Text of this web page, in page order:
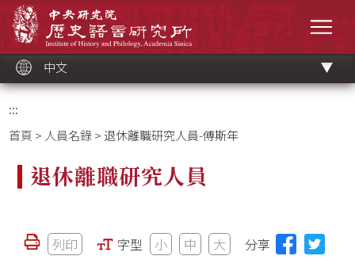
中文
:::
首頁 > 人員名錄> 退休離職研究人員-傅斯年
退休離職研究人員
列印 字型 小 中 大 分享